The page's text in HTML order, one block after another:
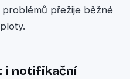
problémů přežije běžné
i notifikační